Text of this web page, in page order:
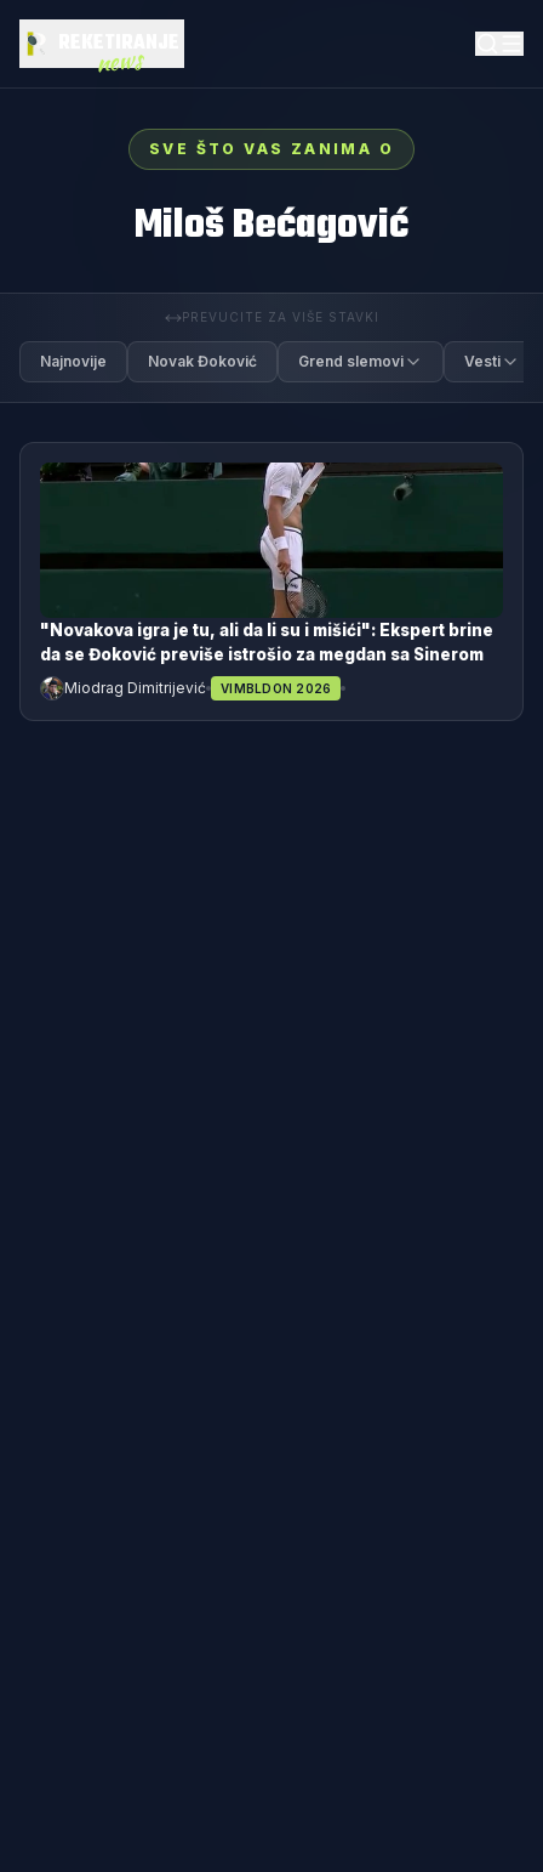
news
SVE ŠTO VAS ZANIMA O
Miloš Bećagović
PREVUCITE ZA VIŠE STAVKI
Najnovije Novak Đoković Grend slemovi Vesti
"Novakova igra je tu, ali da li su i mišići": Ekspert brine
da se Đoković previše istrošio za megdan sa Sinerom
Miodrag Dimitrijević VIMBLDON 2026